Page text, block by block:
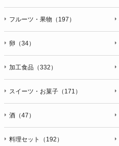
フルーツ・果物（197）
卵（34）
加工食品（332）
スイーツ・お菓子（171）
酒（47）
料理セット（192）